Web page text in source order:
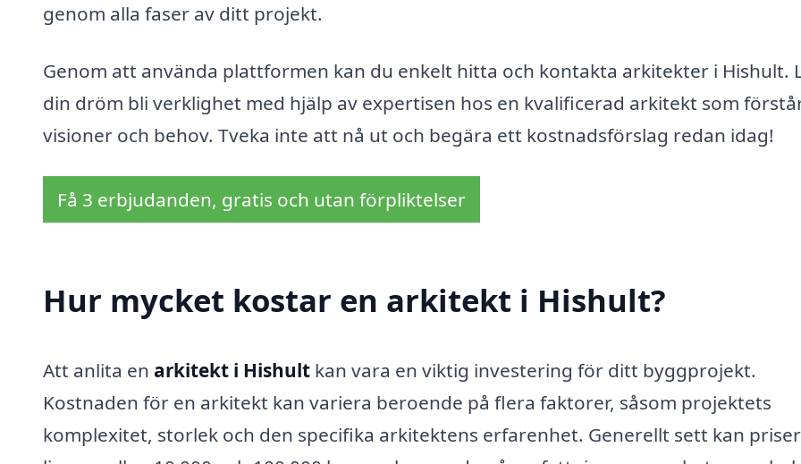
genom alla faser av ditt projekt.
Genom att använda plattformen kan du enkelt hitta och kontakta arkitekter i Hishult.
din dröm bli verklighet med hjälp av expertisen hos en kvalificerad arkitekt som
visioner och behov. Tveka inte att nå ut och begära ett kostnadsförslag redan idag!
Få 3 erbjudanden, gratis och utan förpliktelser
Hur mycket kostar en arkitekt i Hishult?
Att anlita en arkitekt i Hishult kan vara en viktig investering för ditt byggprojekt.
Kostnaden för en arkitekt kan variera beroende på flera faktorer, såsom projektets
komplexitet, storlek och den specifika arkitektens erfarenhet. Generellt sett kan